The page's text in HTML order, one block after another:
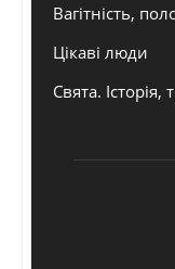
Вагітність,
Цікаві люди
Свята. Історія,